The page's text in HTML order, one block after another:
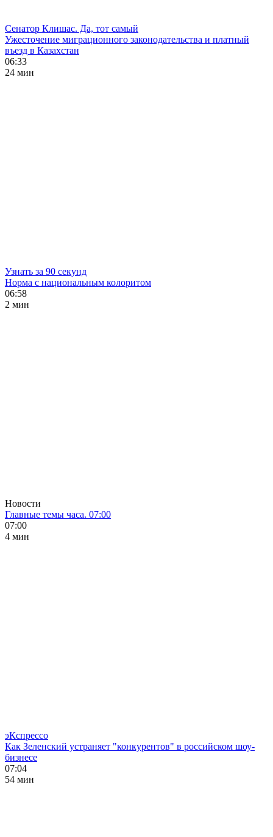
Сенатор Клишас. Да, тот самый
Ужесточение миграционного законодательства и платный
въезд в Казахстан
06:33
24 мин
Узнать за 90 секунд
Норма с национальным колоритом
06:58
2 мин
Новости
Главные темы часа. 07:00
07:00
4 мин
эКспрессо
Как Зеленский устраняет "конкурентов" в российском шоу-
бизнесе
07:04
54 мин